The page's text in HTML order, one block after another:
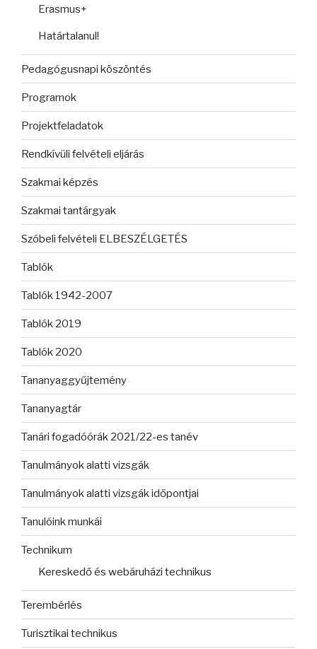
Erasmus+
Határtalanul!
Pedagógusnapi köszöntés
Programok
Projektfeladatok
Rendkívüli felvételi eljárás
Szakmai képzés
Szakmai tantárgyak
Szóbeli felvételi ELBESZÉLGETÉS
Tablók
Tablók 1942-2007
Tablók 2019
Tablók 2020
Tananyaggyűjtemény
Tananyagtár
Tanári fogadóórák 2021/22-es tanév
Tanulmányok alatti vizsgák
Tanulmányok alatti vizsgák időpontjai
Tanulóink munkái
Technikum
Kereskedő és webáruházi technikus
Terembérlés
Turisztikai technikus